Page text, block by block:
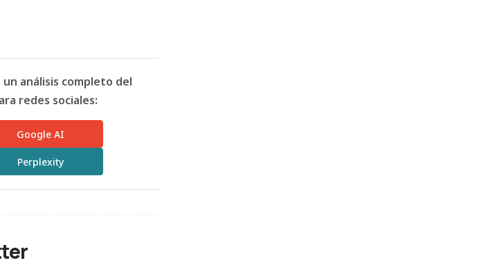
análisis completo del
redes sociales:
Google AI
Perplexity